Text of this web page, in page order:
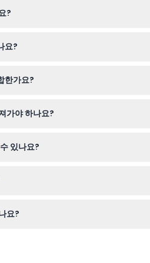
?
요?
한가요?
가야 하나요?
있나요?
요?